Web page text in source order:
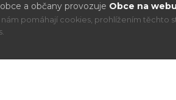
a občany provozuje Obce na
pomáhají cookies, prohlížením těchto